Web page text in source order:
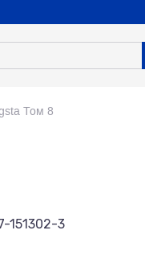
Том 8
151302-3